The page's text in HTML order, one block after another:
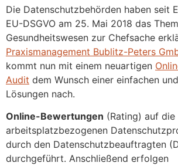
Die Datenschutzbehörden haben seit
EU-DSGVO am 25. Mai 2018 das
Gesundheitswesen zur Chefsache
Praxismanagement Bublitz-Peters
kommt nun mit einem neuartigen
Audit dem Wunsch einer einfachen
Lösungen nach.
Online-Bewertungen (Rating) auf die
arbeitsplatzbezogenen
durch den Datenschutzbeauftragten
durchgeführt. Anschließend erfolgen